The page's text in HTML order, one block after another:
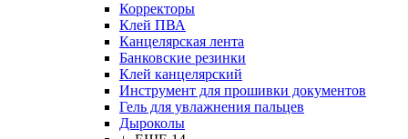
Корректоры
Клей ПВА
Канцелярская лента
Банковские резинки
Клей канцелярский
Инструмент для прошивки документов
Гель для увлажнения пальцев
Дыроколы